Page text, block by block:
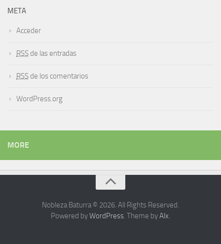
META
Acceder
RSS de las entradas
RSS de los comentarios
WordPress.org
MORE
Nobleza Baturra © 2026. All Rights Reserved.
Powered byWordPress. Theme byAlx.